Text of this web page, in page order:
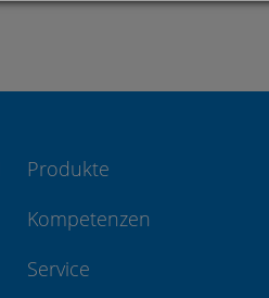
Produkte
Kompetenzen
Service